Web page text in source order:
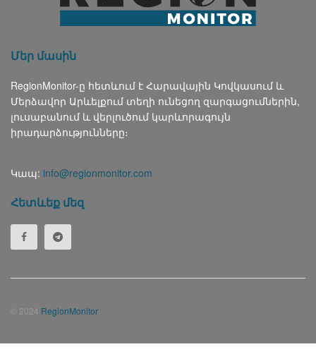
Մեր մասին
RegionMonitor-ը հետևում է Հարավային Կովկասում և
Մերձավոր Արևելքում տեղի ունեցող զարգացումներին,
լուսաբանում և վերլուծում կարևորագույն
իրադարձությունները։
Կապ: info@regionmonitor.com
Հետևեք մեզ
© 2024 RegionMonitor